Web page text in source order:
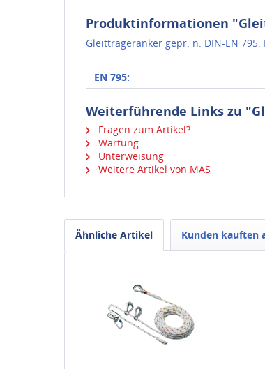
Produktinformationen
Gleitträgeranker gepr. n. DIN-EN
EN 795:
Weiterführende Links zu
Fragen zum Artikel?
Wartung
Unterweisung
Weitere Artikel von MAS
Ähnliche Artikel Kunden kauften